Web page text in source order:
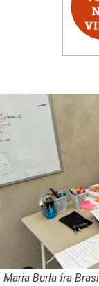
Maria Burla fra